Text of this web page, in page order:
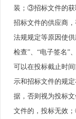
装；③招标文件的获
招标文件的供应商
法规规定等原因使
检查”、“电子签名”
可以在投标截止时
示和招标文件的规
据，否则视为投标
文件的，投标无效